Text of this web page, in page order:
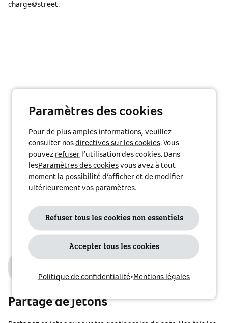
charge@street.
Partage de jetons
Paramètres des cookies
Pour de plus amples informations, veuillez
consulter nos directives sur les cookies. Vous
pouvez refuser l’utilisation des cookies. Dans
lesParamètres des cookies vous avez à tout
moment la possibilité d’afficher et de modifier
ultérieurement vos paramètres.
Refuser tous les cookies non essentiels
Accepter tous les cookies
Politique de confidentialité• Mentions légales